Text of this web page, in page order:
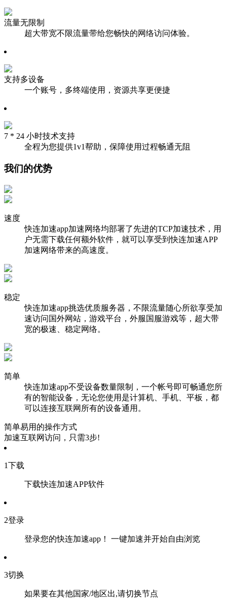
流量无限制
超大带宽不限流量带给您畅快的网络访问体验。
支持多设备
一个账号，多终端使用，资源共享更便捷
7 * 24 小时技术支持
全程为您提供1v1帮助，保障使用过程畅通无阻
我们的优势
速度
快连加速app加速网络均部署了先进的TCP加速技术，用
户无需下载任何额外软件，就可以享受到快连加速APP
加速网络带来的高速度。
稳定
快连加速app挑选优质服务器，不限流量随心所欲享受加
速访问国外网站，游戏平台，外服国服游戏等，超大带
宽的极速、稳定网络。
简单
快连加速app不受设备数量限制，一个帐号即可畅通您所
有的智能设备，无论您使用是计算机、手机、平板，都
可以连接互联网所有的设备通用。
简单易用的操作方式
加速互联网访问，只需3步!
1下载
下载快连加速APP软件
2登录
登录您的快连加速app！ 一键加速并开始自由浏览
3切换
如果要在其他国家/地区出,请切换节点